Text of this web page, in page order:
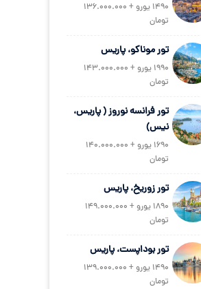
1490 یورو + 136.000.000
تومان
تور موناکو، پاریس
1990 یورو + 143.000.000
تومان
تور فرانسه نوروز ( پاریس،
نیس)
1690 یورو + 140.000.000
تومان
تور زوریخ، پاریس
1890 یورو + 149.000.000
تومان
تور بوداپست، پاریس
1490 یورو + 139.000.000
تومان